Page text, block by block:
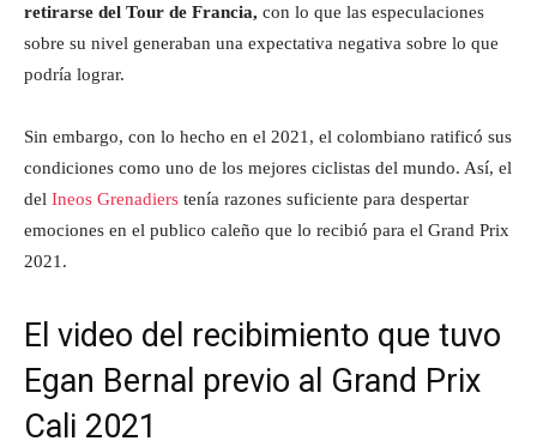
retirarse del Tour de Francia, con lo que las especulaciones
sobre su nivel generaban una expectativa negativa sobre lo que
podría lograr.
Sin embargo, con lo hecho en el 2021, el colombiano ratificó sus
condiciones como uno de los mejores ciclistas del mundo. Así, el
del Ineos Grenadiers tenía razones suficiente para despertar
emociones en el publico caleño que lo recibió para el Grand Prix
2021.
El video del recibimiento que tuvo
Egan Bernal previo al Grand Prix
Cali 2021